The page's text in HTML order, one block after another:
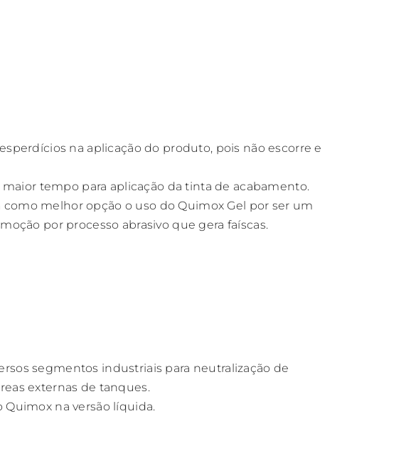
na aplicação do produto, pois não escorre e
tempo para aplicação da tinta de acabamento.
melhor opção o uso do Quimox Gel por ser um
por processo abrasivo que gera faíscas.
segmentos industriais para neutralização de
externas de tanques.
na versão líquida.